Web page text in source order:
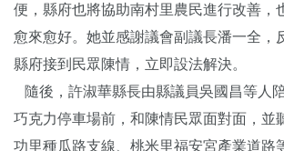
便，縣府也將協助南村里農民進行改善，
愈來愈好。她並感謝議會副議長潘一全，
縣府接到民眾陳情，立即設法解決。
隨後，許淑華縣長由縣議員吳國昌等人
巧克力停車場前，和陳情民眾面對面，並
功里種瓜路支線、桃米里福安宮產業道路